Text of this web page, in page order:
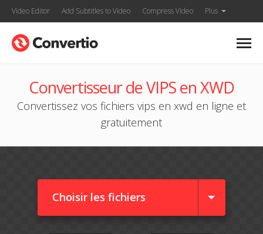
Video Editor Add Subtitles to Video Compress Video Plus
Convertisseur de VIPS en XWD
Convertissez vos fichiers vips en xwd en ligne et
gratuitement
Choisir les fichiers